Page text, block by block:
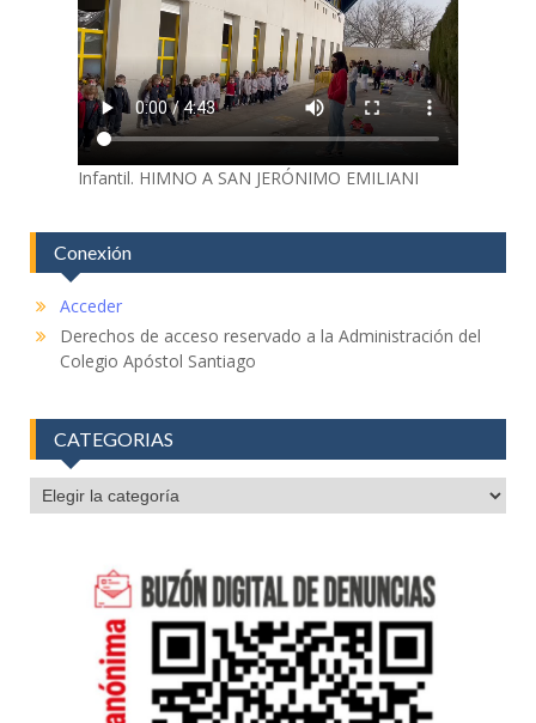
Infantil. HIMNO A SAN JERÓNIMO EMILIANI
Conexión
Acceder
Derechos de acceso reservado a la Administración del
Colegio Apóstol Santiago
CATEGORIAS
CATEGORIAS